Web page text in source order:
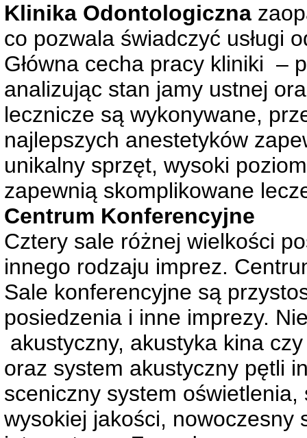
Klinika Odontologiczna
co pozwala świadczyć usługi
Główna cecha pracy kliniki –
analizując stan jamy ustnej
lecznicze są wykonywane,
najlepszych anestetyków
unikalny sprzęt, wysoki
zapewnią skomplikowane
Centrum Konferencyjne
Cztery sale różnej wielkości
innego rodzaju imprez.
Sale konferencyjne są
posiedzenia i inne imprezy.
akustyczny, akustyka kina
oraz system akustyczny pętli
sceniczny system
wysokiej jakości, nowoczesny